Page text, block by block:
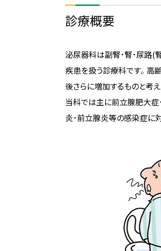
診療概要
泌尿器科は副腎・腎・尿路(
疾患を扱う診療科です。高
後さらに増加するものと考え
当科では主に前立腺肥大症
炎・前立腺炎等の感染症に